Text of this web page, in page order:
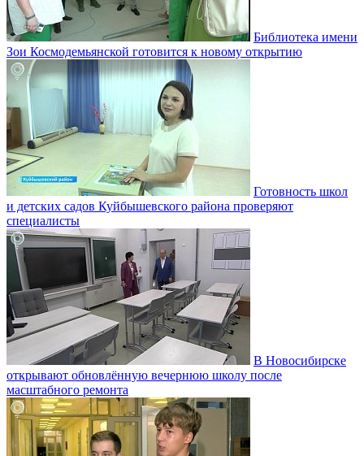
Библиотека имени
Зои Космодемьянской готовится к новому открытию
Готовность школ
и детских садов Куйбышевского района проверяют
специалисты
В Новосибирске
открывают обновлённую вечернюю школу после
масштабного ремонта